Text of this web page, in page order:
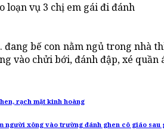
loạn vụ 3 chị em gái đi đánh
đang bế con nằm ngủ trong nhà
vào chửi bới, đánh đập, xé quần
rạch mặt kinh hoàng
người xông vào trường đánh ghen cô giáo sau